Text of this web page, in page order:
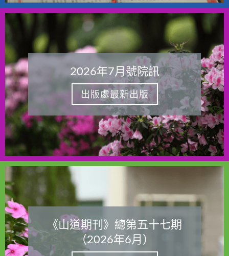
2026年7月號院訊
出版處最新出版
《山道期刊》總第五十七期
（2026年6月）